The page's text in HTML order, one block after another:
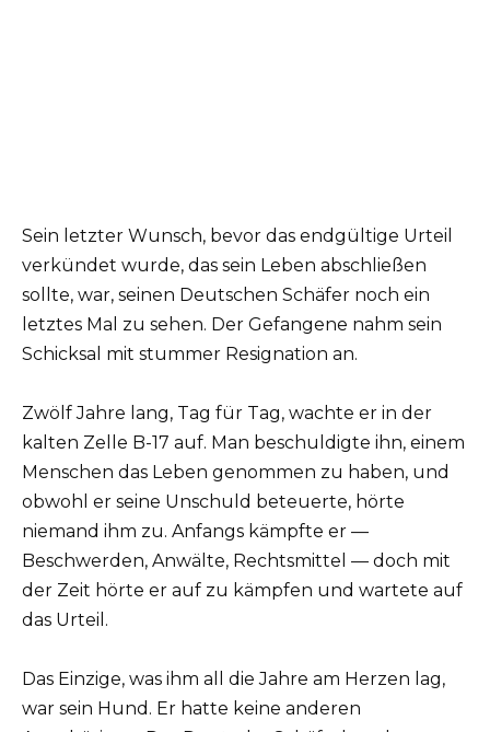
Sein letzter Wunsch, bevor das endgültige Urteil
verkündet wurde, das sein Leben abschließen
sollte, war, seinen Deutschen Schäfer noch ein
letztes Mal zu sehen. Der Gefangene nahm sein
Schicksal mit stummer Resignation an.
Zwölf Jahre lang, Tag für Tag, wachte er in der
kalten Zelle B-17 auf. Man beschuldigte ihn, einem
Menschen das Leben genommen zu haben, und
obwohl er seine Unschuld beteuerte, hörte
niemand ihm zu. Anfangs kämpfte er —
Beschwerden, Anwälte, Rechtsmittel — doch mit
der Zeit hörte er auf zu kämpfen und wartete auf
das Urteil.
Das Einzige, was ihm all die Jahre am Herzen lag,
war sein Hund. Er hatte keine anderen